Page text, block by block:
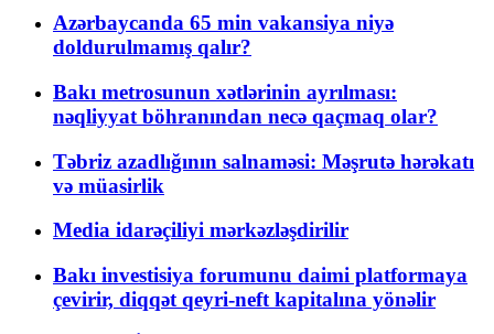
Azərbaycanda 65 min vakansiya niyə
doldurulmamış qalır?
Bakı metrosunun xətlərinin ayrılması:
nəqliyyat böhranından necə qaçmaq olar?
Təbriz azadlığının salnaməsi: Məşrutə hərəkatı
və müasirlik
Media idarəçiliyi mərkəzləşdirilir
Bakı investisiya forumunu daimi platformaya
çevirir, diqqət qeyri-neft kapitalına yönəlir